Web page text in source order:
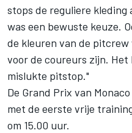
stops de reguliere kleding
was een bewuste keuze.
de kleuren van de
voor de coureurs zijn.
mislukte pitstop."
De Grand Prix van
met de eerste vrije
om 15.00 uur.